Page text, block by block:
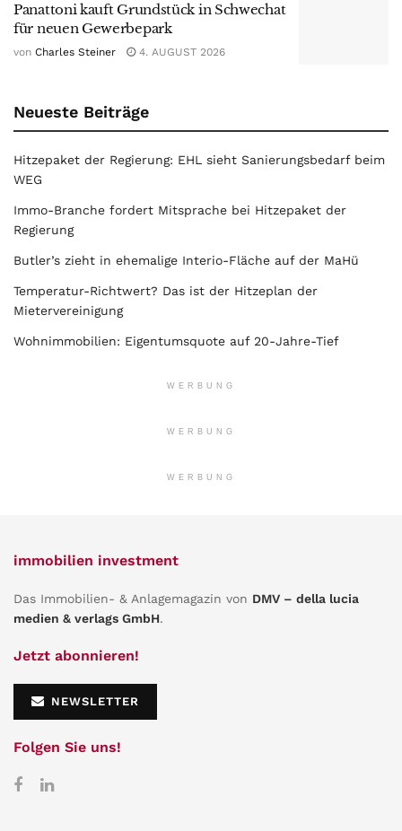
Panattoni kauft Grundstück in Schwechat
für neuen Gewerbepark
von Charles Steiner 4. AUGUST 2026
Neueste Beiträge
Hitzepaket der Regierung: EHL sieht Sanierungsbedarf beim
WEG
Immo-Branche fordert Mitsprache bei Hitzepaket der
Regierung
Butler’s zieht in ehemalige Interio-Fläche auf der MaHü
Temperatur-Richtwert? Das ist der Hitzeplan der
Mietervereinigung
Wohnimmobilien: Eigentumsquote auf 20-Jahre-Tief
WERBUNG
WERBUNG
WERBUNG
immobilien investment
Das Immobilien- & Anlagemagazin von DMV – della lucia
medien & verlags GmbH.
Jetzt abonnieren!
NEWSLETTER
Folgen Sie uns!